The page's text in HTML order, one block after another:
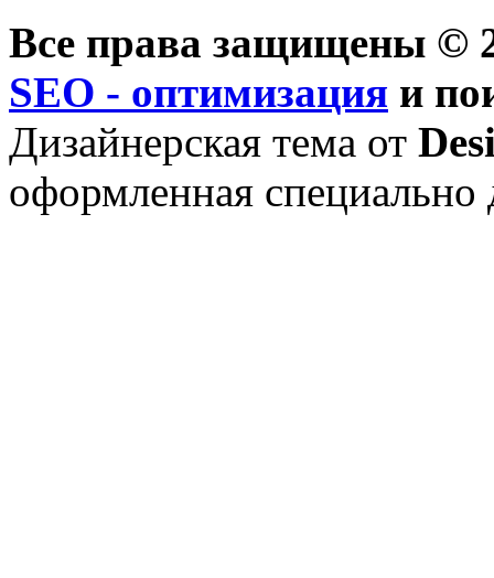
Все права защищены ©
SEO - оптимизация и
Дизайнерская тема от
оформленная